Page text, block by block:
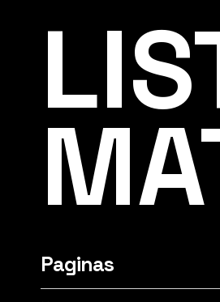
Paginas